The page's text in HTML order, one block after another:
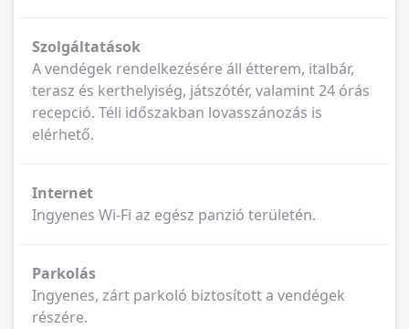
Szolgáltatások
A vendégek rendelkezésére áll étterem, italbár,
terasz és kerthelyiség, játszótér, valamint 24 órás
recepció. Téli időszakban lovasszánozás is
elérhető.
Internet
Ingyenes Wi-Fi az egész panzió területén.
Parkolás
Ingyenes, zárt parkoló biztosított a vendégek
részére.